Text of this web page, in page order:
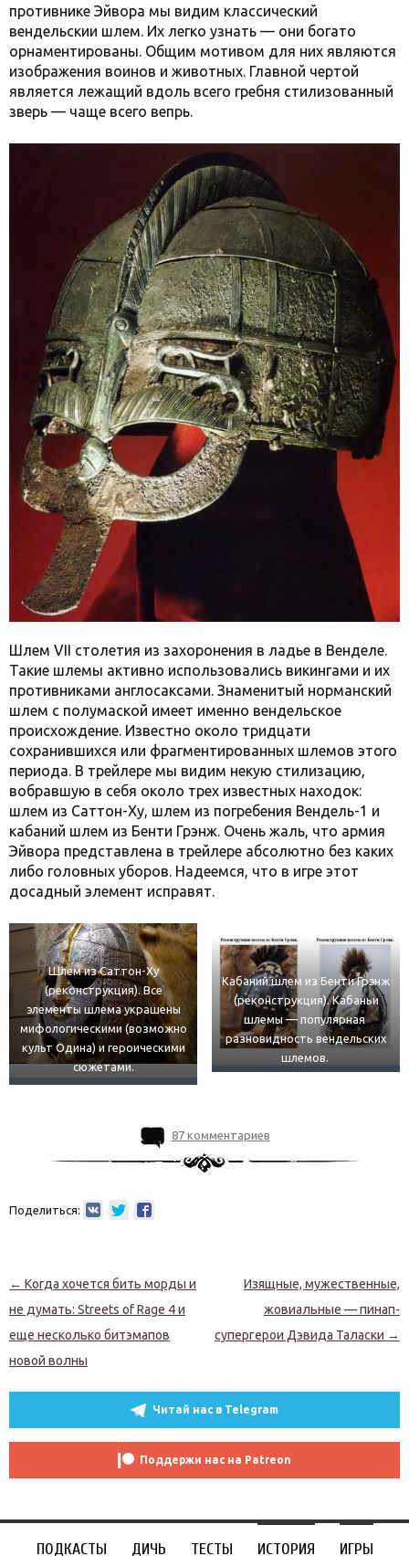
противнике Эйвора мы видим классический
вендельскии шлем. Их легко узнать — они богато
орнаментированы. Общим мотивом для них являются
изображения воинов и животных. Главной чертой
является лежащий вдоль всего гребня стилизованный
зверь — чаще всего вепрь.
Шлем VII столетия из захоронения в ладье в Венделе.
Такие шлемы активно использовались викингами и их
противниками англосаксами. Знаменитый норманский
шлем с полумаской имеет именно вендельское
происхождение. Известно около тридцати
сохранившихся или фрагментированных шлемов этого
периода. В трейлере мы видим некую стилизацию,
вобравшую в себя около трех известных находок:
шлем из Саттон-Ху, шлем из погребения Вендель-1 и
кабаний шлем из Бенти Грэнж. Очень жаль, что армия
Эйвора представлена в трейлере абсолютно без каких
либо головных уборов. Надеемся, что в игре этот
досадный элемент исправят.
Шлем из Саттон-Ху
(реконструкция). Все
элементы шлема украшены
мифологическими (возможно
культ Одина) и героическими
сюжетами.
Кабаний шлем из Бенти Грэнж
(реконструкция). Кабаньи
шлемы — популярная
разновидность вендельских
шлемов.
87 комментариев
Поделиться:
Навигация по записям
← Когда хочется бить морды и
не думать: Streets of Rage 4 и
еще несколько битэмапов
новой волны
Изящные, мужественные,
жовиальные — пинап-
супергерои Дэвида Таласки →
Читай нас в Telegram
Поддержи нас на Patreon
ПОДКАСТЫ ДИЧЬ ТЕСТЫ ИСТОРИЯ ИГРЫ